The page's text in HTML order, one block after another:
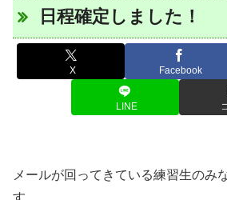
日程確定しました！
X Facebook
LINE
メールが回ってきている練習生のみ